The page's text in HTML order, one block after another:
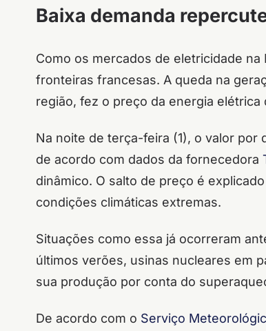
Baixa demanda
Como os mercados de eletricidade
fronteiras francesas. A queda na
região, fez o preço da energia elétrica
Na noite de terça-feira (1), o valor
de acordo com dados da fornecedora
dinâmico. O salto de preço é
condições climáticas extremas.
Situações como essa já ocorreram
últimos verões, usinas nucleares em
sua produção por conta do
De acordo com o Serviço